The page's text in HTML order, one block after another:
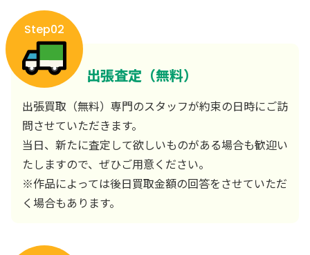
Step02
出張査定（無料）
出張買取（無料）専門のスタッフが約束の日時にご訪
問させていただきます。
当日、新たに査定して欲しいものがある場合も歓迎い
たしますので、ぜひご用意ください。
※作品によっては後日買取金額の回答をさせていただ
く場合もあります。